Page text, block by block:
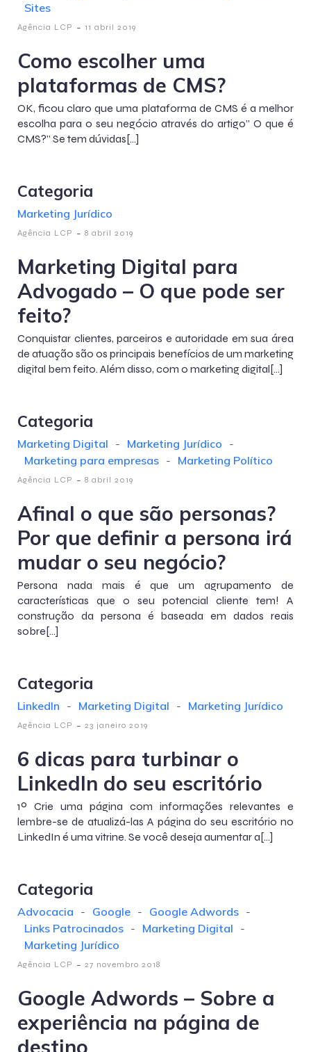
Sites
Agência LCP - 11 abril 2019
Como escolher uma
plataformas de CMS?
OK, ficou claro que uma plataforma de CMS é a melhor
escolha para o seu negócio através do artigo” O que é
CMS?” Se tem dúvidas[…]
Categoria
Marketing Jurídico
Agência LCP - 8 abril 2019
Marketing Digital para
Advogado – O que pode ser
feito?
Conquistar clientes, parceiros e autoridade em sua área
de atuação são os principais benefícios de um marketing
digital bem feito. Além disso, com o marketing digital[…]
Categoria
Marketing Digital - Marketing Jurídico -
Marketing para empresas - Marketing Político
Agência LCP - 8 abril 2019
Afinal o que são personas?
Por que definir a persona irá
mudar o seu negócio?
Persona nada mais é que um agrupamento de
características que o seu potencial cliente tem! A
construção da persona é baseada em dados reais
sobre[…]
Categoria
LinkedIn - Marketing Digital - Marketing Jurídico
Agência LCP - 23 janeiro 2019
6 dicas para turbinar o
LinkedIn do seu escritório
1º Crie uma página com informações relevantes e
lembre-se de atualizá-las A página do seu escritório no
LinkedIn é uma vitrine. Se você deseja aumentar a[…]
Categoria
Advocacia - Google - Google Adwords -
Links Patrocinados - Marketing Digital -
Marketing Jurídico
Agência LCP - 27 novembro 2018
Google Adwords – Sobre a
experiência na página de
destino